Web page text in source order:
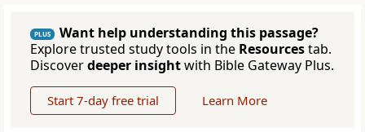
PLUS
Want help understanding this passage?
Explore trusted study tools in the Resourcestab.
Discoverdeeper insightwith Bible Gateway Plus.
Start 7-day free trial Learn More